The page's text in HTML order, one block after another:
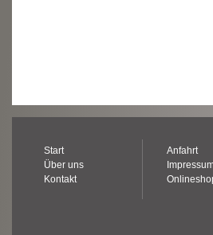
Start
Über uns
Kontakt
Anfahrt